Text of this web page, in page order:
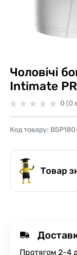
Чоловічі
Intimate
0 (0
Код товару:
Товар
Протягом 2-4